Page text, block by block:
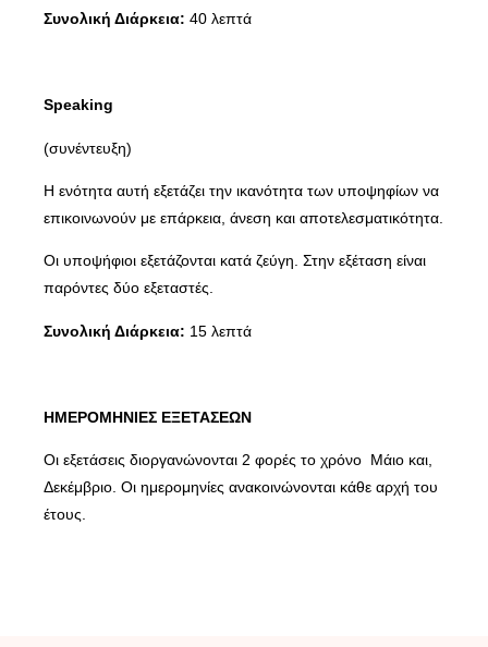
Συνολική Διάρκεια: 40 λεπτά
Speaking
(συνέντευξη)
Η ενότητα αυτή εξετάζει την ικανότητα των υποψηφίων να
επικοινωνούν με επάρκεια, άνεση και αποτελεσματικότητα.
Οι υποψήφιοι εξετάζονται κατά ζεύγη. Στην εξέταση είναι
παρόντες δύο εξεταστές.
Συνολική Διάρκεια: 15 λεπτά
ΗΜΕΡΟΜΗΝΙΕΣ ΕΞΕΤΑΣΕΩΝ
Οι εξετάσεις διοργανώνονται 2 φορές το χρόνο Μάιο και,
Δεκέμβριο. Οι ημερομηνίες ανακοινώνονται κάθε αρχή του
έτους.